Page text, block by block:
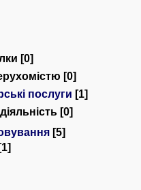
[0]
[0]
послуги [1]
[0]
[5]
[1]